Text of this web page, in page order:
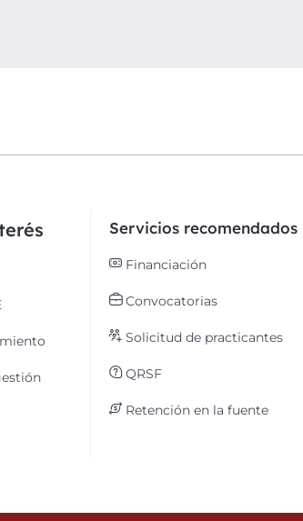
Servicios recomendados
Financiación
Convocatorias
Solicitud de practicantes
QRSF
Retención en la fuente